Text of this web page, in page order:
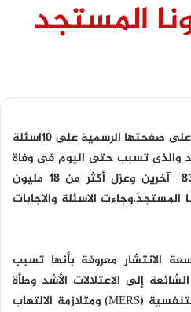
المستجد
اجابت منظمة الصحة العالمية على صفحتها الرسمية على 10اسئلة
والذى تسبب حتى اليوم فى وفاة
25حالة فى الصين واصابة 830 آخرين وعزل أكثر من 18 مليون
المستجدّ،وجاءت الاسئلة والاجابات
الانتشار معروفة بأنها تسبب
إلى الاعتلالات الأشد وطأة
مثل متلازمة الشرق الأوسط التنفسية (MERS) ومتلازمة الالتهاب